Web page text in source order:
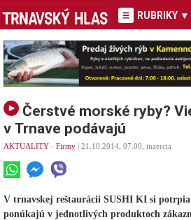
RUBRIKY ▾
Čerstvé morské ryby?
v Trnave podávajú
AKTUALITY - Firmy | 21.10.2014, 07.00, inzercia
V trnavskej reštaurácii SUSHI KI si
ponúkajú v jednotlivých produktoch